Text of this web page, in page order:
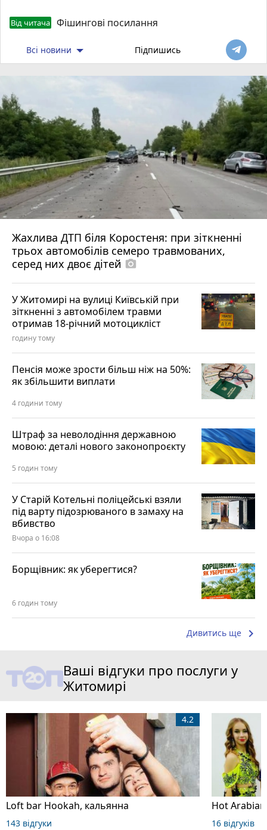
Від читача Фішингові посилання
Всі новини Підпишись
Жахлива ДТП біля Коростеня: при зіткненні
трьох автомобілів семеро травмованих,
серед них двоє дітей photo_camera
У Житомирі на вулиці Київській при
зіткненні з автомобілем травми
отримав 18-річний мотоцикліст
годину тому
Пенсія може зрости більш ніж на 50%:
як збільшити виплати
4 години тому
Штраф за неволодіння державною
мовою: деталі нового законопроєкту
5 годин тому
У Старій Котельні поліцейські взяли
під варту підозрюваного в замаху на
вбивство
Вчора о 16:08
Борщівник: як уберегтися?
6 годин тому
Дивитись ще keyboard_arrow_right
Ваші відгуки про послуги у
Житомирі
Loft bar Hookah, кальянна
4.2
143 відгуки
16 відгуків